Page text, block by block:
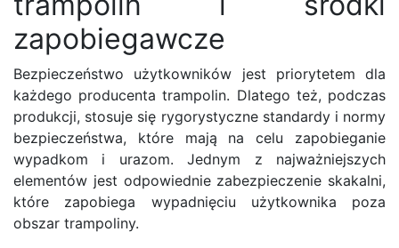
zapobiegawcze
Bezpieczeństwo użytkowników jest priorytetem dla
każdego producenta trampolin. Dlatego też, podczas
produkcji, stosuje się rygorystyczne standardy i normy
bezpieczeństwa, które mają na celu zapobieganie
wypadkom i urazom. Jednym z najważniejszych
elementów jest odpowiednie zabezpieczenie skakalni,
które zapobiega wypadnięciu użytkownika poza
obszar trampoliny.